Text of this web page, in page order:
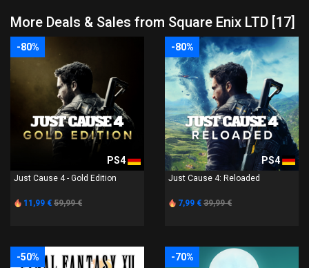
More Deals & Sales from Square Enix LTD [17]
-80%
PS4
Just Cause 4 - Gold Edition
11,99 € 59,99 €
-80%
PS4
Just Cause 4: Reloaded
7,99 € 39,99 €
-50% -70%